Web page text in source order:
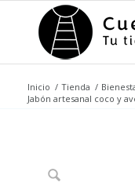
Inicio / Tienda /
Jabón artesanal coco y